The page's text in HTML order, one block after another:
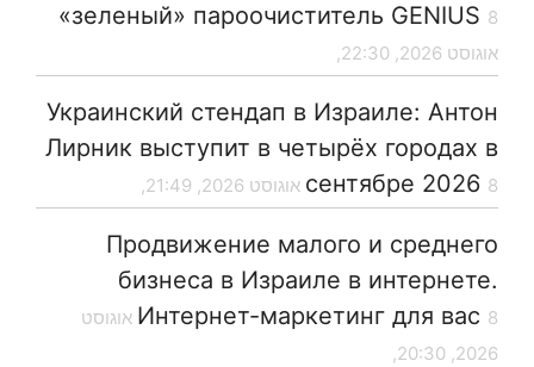
«зеленый» пароочиститель GENIUS 8
אוגוסט 2026, 22:30,
Украинский стендап в Израиле: Антон
Лирник выступит в четырёх городах в
сентябре 2026 8 אוגוסט 2026, 21:49,
Продвижение малого и среднего
бизнеса в Израиле в интернете.
Интернет-маркетинг для вас 8 אוגוסט
2026, 20:30,